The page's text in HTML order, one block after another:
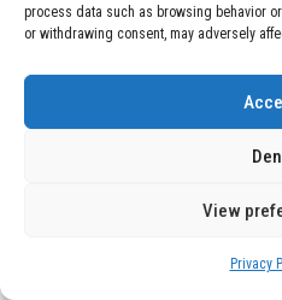
process data such as browsing behavior
or withdrawing consent, may adversely
View
Privacy
03 BLOG December
GAME se Une a la
Geolocalizadas,
Devastadora
Menos Dos